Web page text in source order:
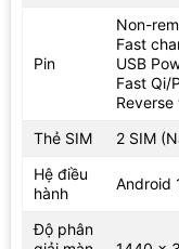
Pin
Non-
Fast
USB
Fast Qi/
Thẻ SIM
2 SIM
Hệ điều
hành
Android
Độ phân